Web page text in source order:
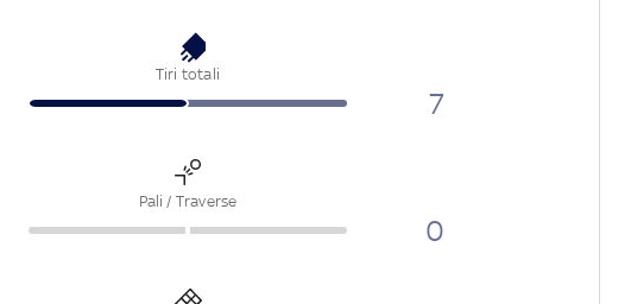
Tiri totali
7
Pali / Traverse
0